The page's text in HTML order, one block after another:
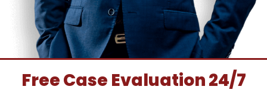
Free Case Evaluation 24/7